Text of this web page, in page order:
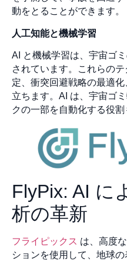
動をとることができます。
人工知能と機械学習
AI と機械学習は、宇宙ゴ
されています。これらの
定、衝突回避戦略の最適
立ちます。AI は、宇宙ゴ
クの一部を自動化する役割
FlyPix: AI に
析の革新
フライピックス は、高度
ションを使用して、地球